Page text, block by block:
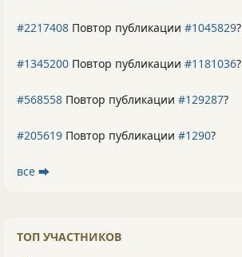
#2217408 Повтор публикации #1045829?
#1345200 Повтор публикации #1181036?
#568558 Повтор публикации #129287?
#205619 Повтор публикации #1290?
все ⮕
ТОП УЧАСТНИКОВ